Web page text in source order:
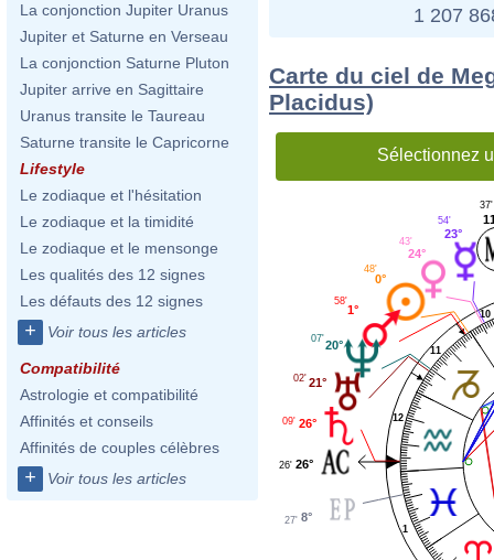
La conjonction Jupiter Uranus
Jupiter et Saturne en Verseau
La conjonction Saturne Pluton
Jupiter arrive en Sagittaire
Uranus transite le Taureau
Saturne transite le Capricorne
Lifestyle
Le zodiaque et l'hésitation
Le zodiaque et la timidité
Le zodiaque et le mensonge
Les qualités des 12 signes
Les défauts des 12 signes
+ Voir tous les articles
Compatibilité
Astrologie et compatibilité
Affinités et conseils
Affinités de couples célèbres
+ Voir tous les articles
1 207
Carte du ciel de
Placidus)
Sélectionnez
1
10
11
12
37'
23°
54'
24°
43'
0°
48'
1°
58'
20°
07'
21°
02'
26°
09'
26°
26'
8°
27'